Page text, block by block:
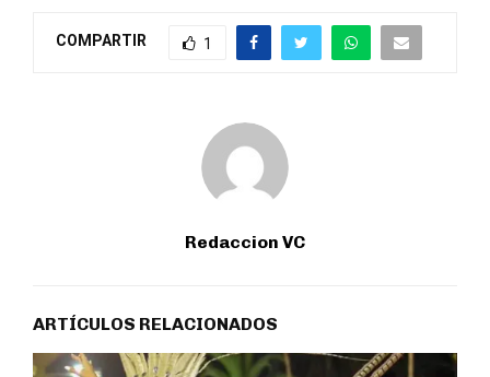
COMPARTIR 1
Redaccion VC
ARTÍCULOS RELACIONADOS